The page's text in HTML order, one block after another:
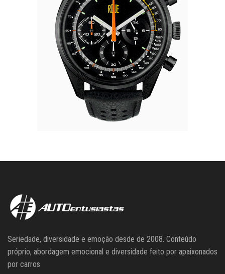
Seriedade, diversidade e emoção desde de 2008. Conteúdo
próprio, abordagem emocional e diversidade feito por apaixonados
por carros